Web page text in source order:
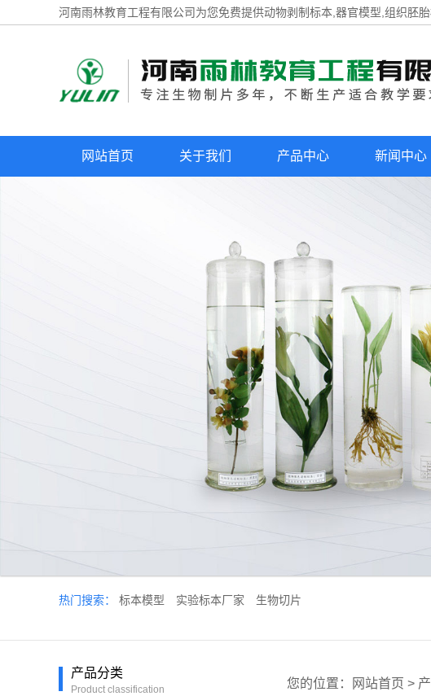
河南雨林教育工程有限公司为您免费提供动物剥制标本 ,器官模型,组织胚
网站首页 关于我们 产品中心 新闻中心
热门搜索： 标本模型 实验标本厂家 生物切片
产品分类
Product classification 您的位置： 网站首页 >